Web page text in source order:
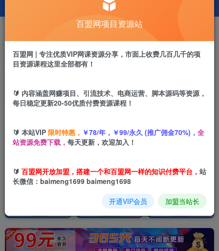
高级资源抢先用
搭建同款网站
教程必须完整详细！
站长V：baimeng1699
加入百盟网VIP，2025年带你闷声赚大钱，轻松月赚1000，10000，100000+，甚至更多
【百盟网】找项目 + 低成本创业 + 减少信息差 + 见识各种项目 + 提升网创认知。
【百盟网】找项目 + 低成本创业 + 减少信息差 + 见识各种项目 + 提升网创认知。
百盟网项目资源站
百盟网 | 专注优质VIP网课资源分享，市面上收费几百几千的项
目资源课程这里全部都有！
🔰 内容涵盖网赚项目、引流技术、电商运营、脚本源码等资源，
每日稳定更新20-50优质付费资源课程！
🔰 本站VIP 限时特惠， ￥78/年，￥99/永久 (推广佣金70%)， 全
站资源免费下载， 每天更新，欢迎加入！
🔰 百盟网开放加盟，搭建一个和百盟网一样的知识付费平台， 站
长微信：baimeng1699 baimeng1698
开通VIP会员 加盟当站长